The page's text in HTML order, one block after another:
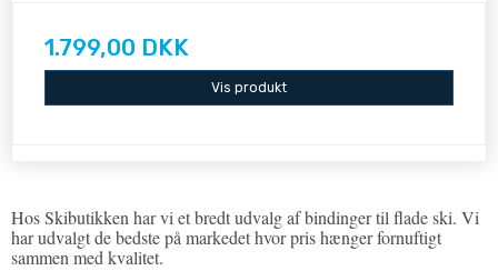
1.799,00 DKK
Vis produkt
Hos Skibutikken har vi et bredt udvalg af bindinger til flade ski. Vi
har udvalgt de bedste på markedet hvor pris hænger fornuftigt
sammen med kvalitet.